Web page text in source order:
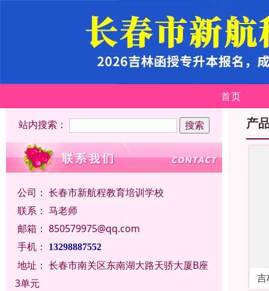
首页
站内搜索：
公司： 长春市新航程教育培训学校
联系： 马老师
邮箱： 850579975@qq.com
手机：
13298887552
地址： 长春市南关区东南湖大路天骄大厦B座
3单元
产
吉